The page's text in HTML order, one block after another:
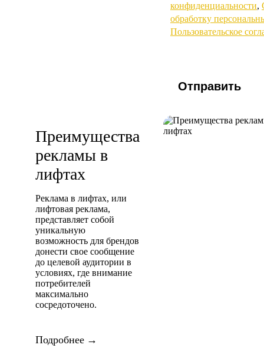
конфиденциальности,
обработку
Пользовательское
Отправить
Преимущества
рекламы в
лифтах
Реклама в лифтах, или
лифтовая реклама,
представляет собой
уникальную
возможность для брендов
донести свое сообщение
до целевой аудитории в
условиях, где внимание
потребителей
максимально
сосредоточено.
Подробнее